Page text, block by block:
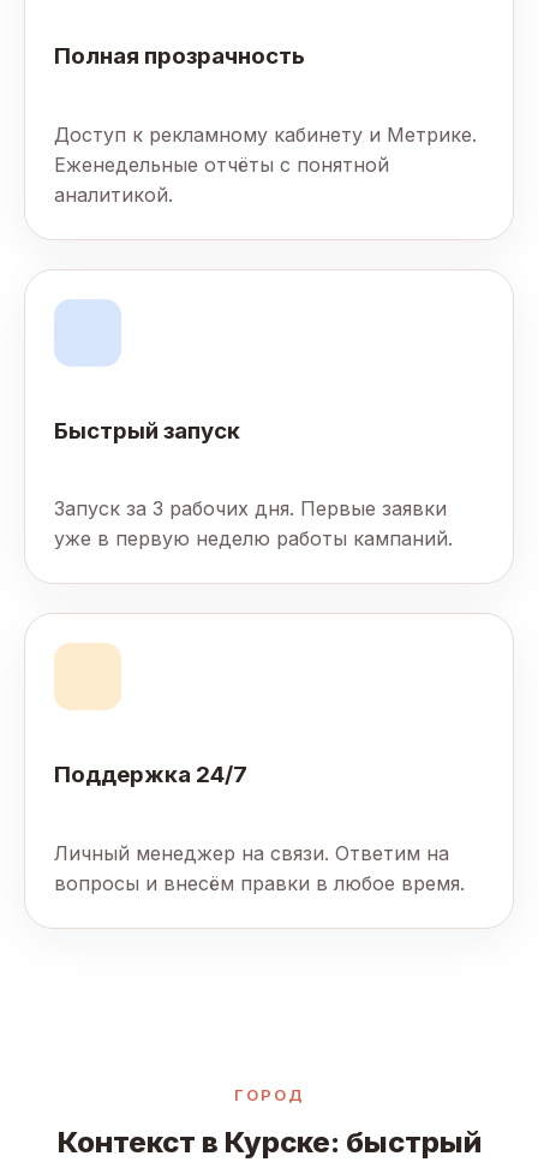
Полная прозрачность
Доступ к рекламному кабинету и Метрике.
Еженедельные отчёты с понятной
аналитикой.
Быстрый запуск
Запуск за 3 рабочих дня. Первые заявки
уже в первую неделю работы кампаний.
Поддержка 24/7
Личный менеджер на связи. Ответим на
вопросы и внесём правки в любое время.
ГОРОД
Контекст в Курске: быстрый